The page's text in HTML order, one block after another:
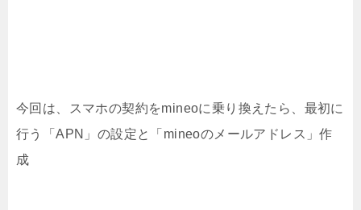
今回は、スマホの契約をmineoに乗り換えたら、最初に
行う「APN」の設定と「mineoのメールアドレス」作
成